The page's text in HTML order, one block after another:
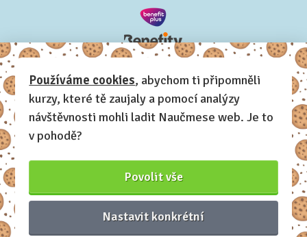
Naučmese, 2012-2026.
Sdílíme dovednosti, offline i online.
Používáme cookies, abychom ti připomněli
kurzy, které tě zaujaly a pomocí analýzy
návštěvnosti mohli ladit Naučmese web. Je to
v pohodě?
Povolit vše
Nastavit konkrétní